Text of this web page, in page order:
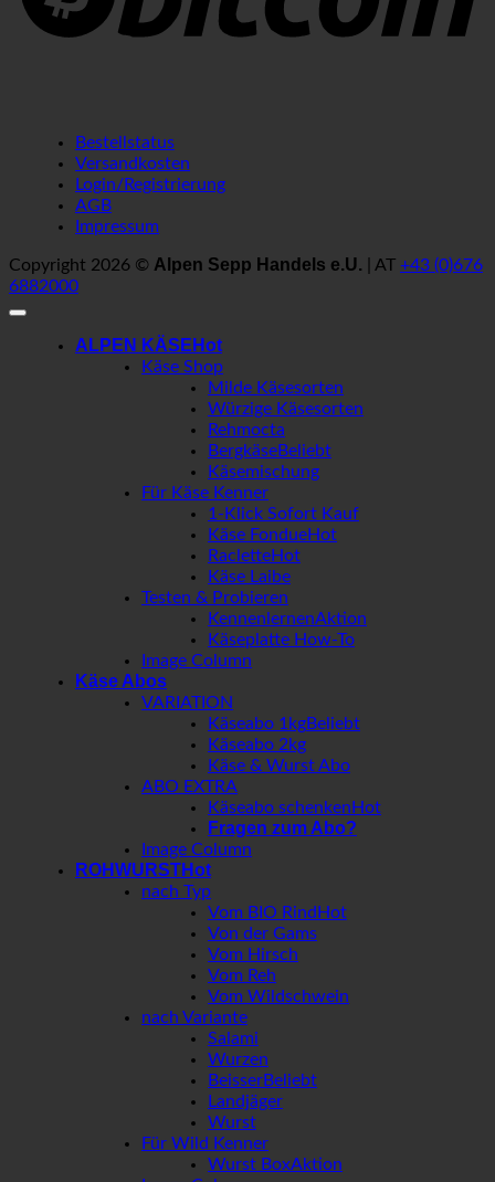
Bestellstatus
Versandkosten
Login/Registrierung
AGB
Impressum
Copyright 2026 © Alpen Sepp Handels e.U. | AT +43 (0)676
6882000
ALPEN KÄSE
Käse Shop
Milde Käsesorten
Würzige Käsesorten
Rehmocta
Bergkäse
Käsemischung
Für Käse Kenner
1-Klick Sofort Kauf
Käse Fondue
Raclette
Käse Laibe
Testen & Probieren
Kennenlernen
Käseplatte How-To
Image Column
Käse Abos
VARIATION
Käseabo 1kg
Käseabo 2kg
Käse & Wurst Abo
ABO EXTRA
Käseabo schenken
Fragen zum Abo?
Image Column
ROHWURST
nach Typ
Vom BIO Rind
Von der Gams
Vom Hirsch
Vom Reh
Vom Wildschwein
nach Variante
Salami
Wurzen
Beisser
Landjäger
Wurst
Für Wild Kenner
Wurst Box